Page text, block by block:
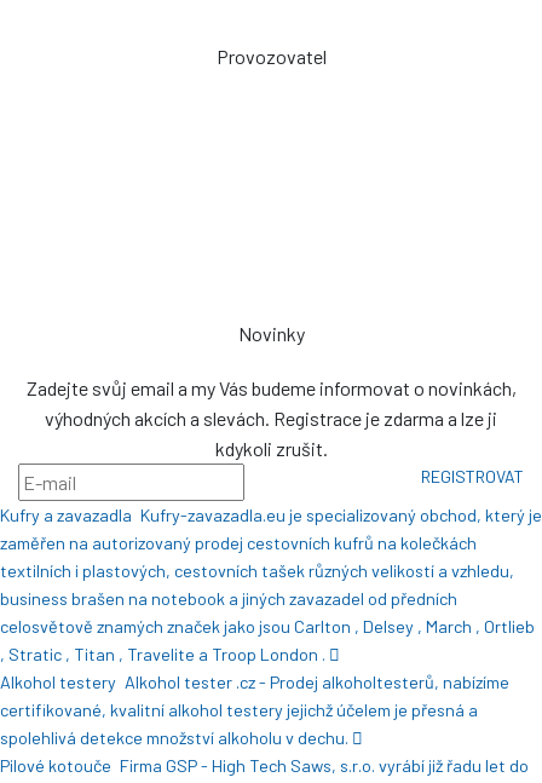
Provozovatel
Novinky
Zadejte svůj email a my Vás budeme informovat o novinkách,
výhodných akcích a slevách. Registrace je zdarma a lze ji
kdykoli zrušit.
REGISTROVAT
Kufry a zavazadla Kufry-zavazadla.eu je specializovaný obchod, který je
zaměřen na autorizovaný prodej cestovních kufrů na kolečkách
textilních i plastových, cestovních tašek různých velikostí a vzhledu,
business brašen na notebook a jiných zavazadel od předních
celosvětově znamých značek jako jsou Carlton , Delsey , March , Ortlieb
, Stratic , Titan , Travelite a Troop London .
Alkohol testery Alkohol tester .cz - Prodej alkoholtesterů, nabízíme
certifikované, kvalitní alkohol testery jejichž účelem je přesná a
spolehlivá detekce množství alkoholu v dechu.
Pilové kotouče Firma GSP - High Tech Saws, s.r.o. vyrábí již řadu let do